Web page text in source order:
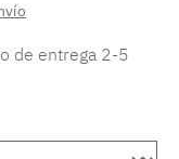
de entrega 2-5